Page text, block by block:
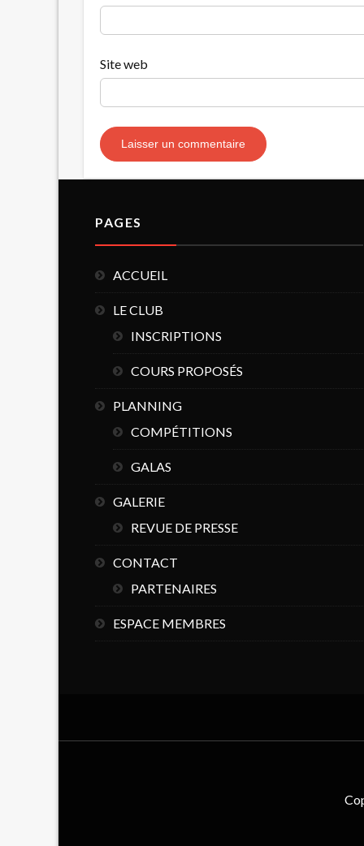
Site web
PAGES
ACCUEIL
LE CLUB
INSCRIPTIONS
COURS PROPOSÉS
PLANNING
COMPÉTITIONS
GALAS
GALERIE
REVUE DE PRESSE
CONTACT
PARTENAIRES
ESPACE MEMBRES